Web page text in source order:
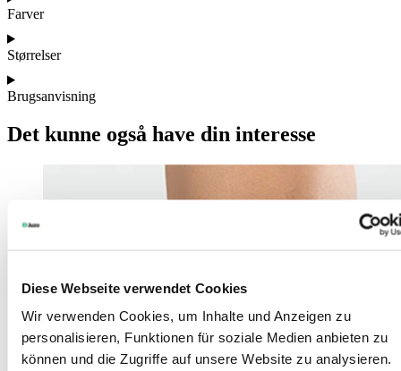
Diese Webseite verwendet Cookies
Wir verwenden Cookies, um Inhalte und Anzeigen zu
personalisieren, Funktionen für soziale Medien anbieten zu
können und die Zugriffe auf unsere Website zu analysieren.
Farver
Størrelser
Brugsanvisning
Det kunne også have din interesse